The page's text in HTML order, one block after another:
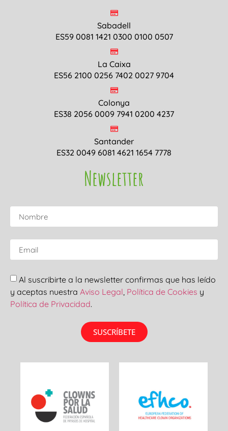
Sabadell
ES59 0081 1421 0300 0100 0507
La Caixa
ES56 2100 0256 7402 0027 9704
Colonya
ES38 2056 0009 7941 0200 4237
Santander
ES32 0049 6081 4621 1654 7778
Newsletter
Al suscribirte a la newsletter confirmas que has leído
y aceptas nuestra Aviso Legal, Política de Cookies y
Política de Privacidad.
SUSCRÍBETE